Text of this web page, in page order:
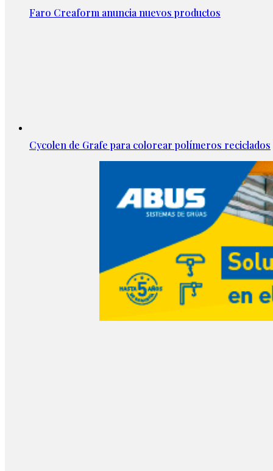
Faro Creaform anuncia nuevos productos
Cycolen de Grafe para colorear polímeros reciclados